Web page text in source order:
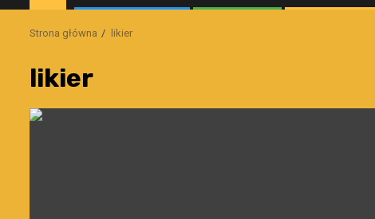
Strona główna likier
likier